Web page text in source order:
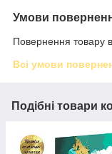
Умови
Повернення товару
Всі умови
Подібні товари